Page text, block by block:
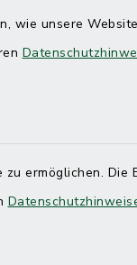
wie unsere
ermöglichen.